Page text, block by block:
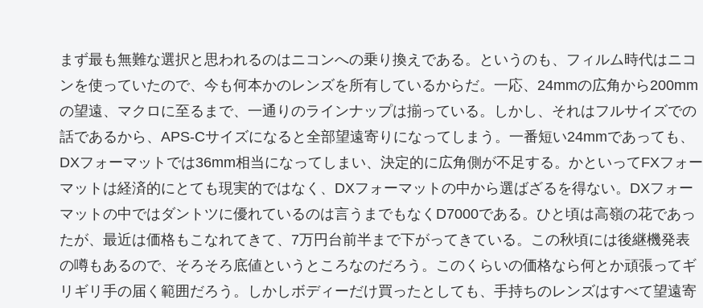
まず最も無難な選択と思われるのはニコンへの乗り換えである。というのも、フィルム時代はニコ
ンを使っていたので、今も何本かのレンズを所有しているからだ。一応、24mmの広角から200mm
の望遠、マクロに至るまで、一通りのラインナップは揃っている。しかし、それはフルサイズでの
話であるから、APS-Cサイズになると全部望遠寄りになってしまう。一番短い24mmであっても、
DXフォーマットでは36mm相当になってしまい、決定的に広角側が不足する。かといってFXフォー
マットは経済的にとても現実的ではなく、DXフォーマットの中から選ばざるを得ない。DXフォー
マットの中ではダントツに優れているのは言うまでもなくD7000である。ひと頃は高嶺の花であっ
たが、最近は価格もこなれてきて、7万円台前半まで下がってきている。この秋頃には後継機発表
の噂もあるので、そろそろ底値というところなのだろう。このくらいの価格なら何とか頑張ってギ
リギリ手の届く範囲だろう。しかしボディーだけ買ったとしても、手持ちのレンズはすべて望遠寄